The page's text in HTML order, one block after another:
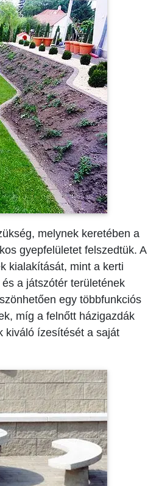
melynek keretében a
gyepfelületet felszedtük. A
kialakítását, mint a kerti
a játszótér területének
egy többfunkciós
míg a felnőtt házigazdák
kiváló ízesítését a saját